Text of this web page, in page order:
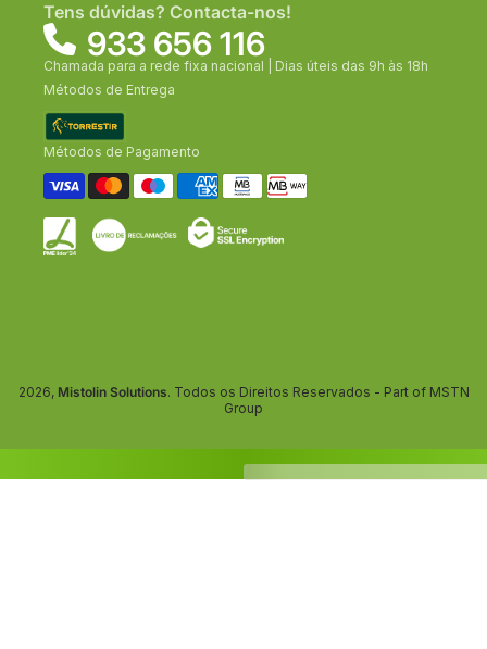
Tens dúvidas? Contacta-nos!
933 656 116
Chamada para a rede fixa nacional | Dias úteis das 9h às 18h
Métodos de Entrega
Métodos de Pagamento
2026, Mistolin Solutions. Todos os Direitos Reservados - Part of MSTN
Group